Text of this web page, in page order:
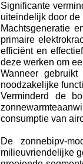
Significante
uiteindelijk door de
Machtsgeneratie
primaire
efficiënt en
deze werken om
Wanneer
noodzakelijke
Verminderd de
consumptie van
De zonnebipv-
milieuvriendelijke